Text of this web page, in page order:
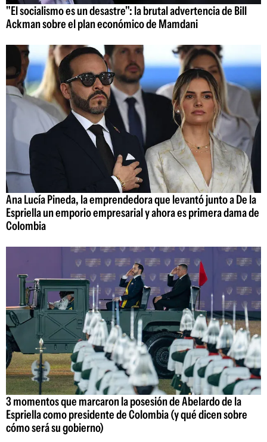
"El socialismo es un desastre": la brutal advertencia de Bill
Ackman sobre el plan económico de Mamdani
Ana Lucía Pineda, la emprendedora que levantó junto a De la
Espriella un emporio empresarial y ahora es primera dama de
Colombia
3 momentos que marcaron la posesión de Abelardo de la
Espriella como presidente de Colombia (y qué dicen sobre
cómo será su gobierno)